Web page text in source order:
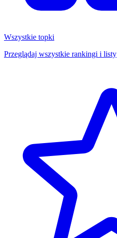
Wszystkie topki
Przeglądaj wszystkie rankingi i listy